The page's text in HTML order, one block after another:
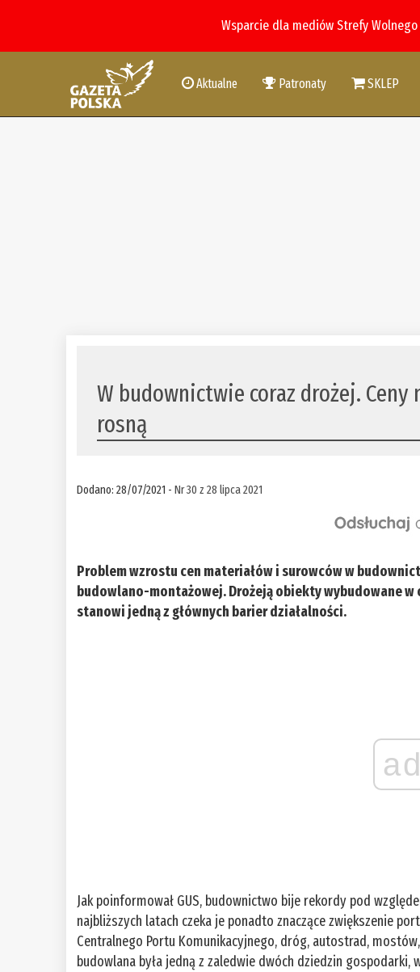
Wsparcie dla mediów Strefy
Aktualne Patronaty SKLEP
W budownictwie coraz drożej.
rosną
Dodano: 28/07/2021 -Nr 30 z 28 lipca 2021
Problem wzrostu cen materiałów i surowców w
budowlano-montażowej. Drożeją obiekty wybudowane
stanowi jedną z głównych barier działalności.
ad
Jak poinformował GUS, budownictwo bije rekordy pod
najbliższych latach czeka je ponadto znaczące zwiększenie
Centralnego Portu Komunikacyjnego, dróg, autostrad,
budowlana była jedną z zaledwie dwóch dziedzin